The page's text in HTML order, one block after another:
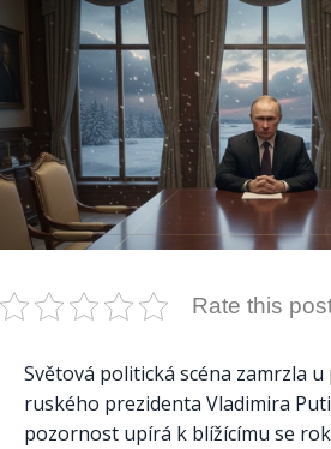
Rate this
Světová politická scéna zamrzla
ruského prezidenta Vladimira
pozornost upírá k blížícímu se